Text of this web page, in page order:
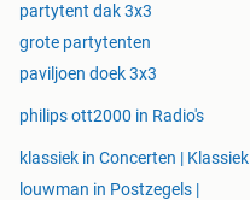
partytent dak 3x3
grote partytenten
paviljoen doek 3x3
philips ott2000 in Radio's
klassiek in Concerten | Klassiek
louwman in Postzegels |